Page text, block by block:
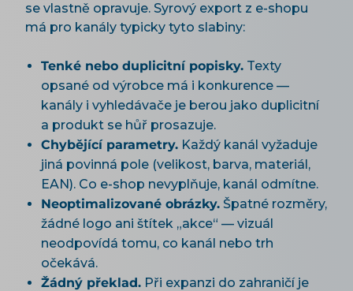
se vlastně opravuje. Syrový export z e-shopu
má pro kanály typicky tyto slabiny:
Tenké nebo duplicitní popisky. Texty
opsané od výrobce má i konkurence —
kanály i vyhledávače je berou jako duplicitní
a produkt se hůř prosazuje.
Chybějící parametry. Každý kanál vyžaduje
jiná povinná pole (velikost, barva, materiál,
EAN). Co e-shop nevyplňuje, kanál odmítne.
Neoptimalizované obrázky. Špatné rozměry,
žádné logo ani štítek „akce“ — vizuál
neodpovídá tomu, co kanál nebo trh
očekává.
Žádný překlad. Při expanzi do zahraničí je